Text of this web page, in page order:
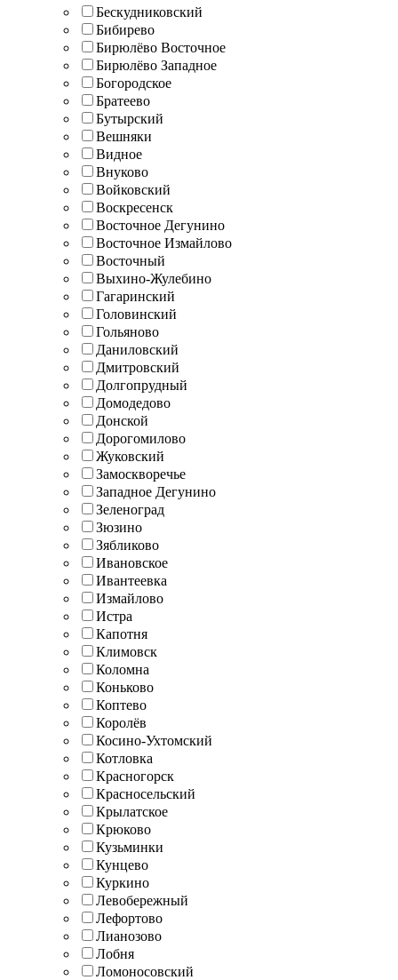
Бескудниковский
Бибирево
Бирюлёво Восточное
Бирюлёво Западное
Богородское
Братеево
Бутырский
Вешняки
Видное
Внуково
Войковский
Воскресенск
Восточное Дегунино
Восточное Измайлово
Восточный
Выхино-Жулебино
Гагаринский
Головинский
Гольяново
Даниловский
Дмитровский
Долгопрудный
Домодедово
Донской
Дорогомилово
Жуковский
Замоскворечье
Западное Дегунино
Зеленоград
Зюзино
Зябликово
Ивановское
Ивантеевка
Измайлово
Истра
Капотня
Климовск
Коломна
Коньково
Коптево
Королёв
Косино-Ухтомский
Котловка
Красногорск
Красносельский
Крылатское
Крюково
Кузьминки
Кунцево
Куркино
Левобережный
Лефортово
Лианозово
Лобня
Ломоносовский